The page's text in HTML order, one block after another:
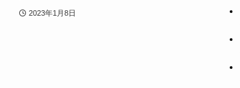
2023年1月8日